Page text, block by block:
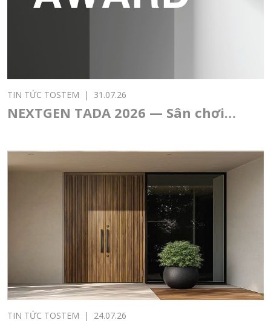
TIN TỨC TOSTEM | 31.07.26
NEXTGEN TADA 2026 — Sân chơi
và thế hệ kiến trúc sư trẻ
TIN TỨC TOSTEM | 24.07.26